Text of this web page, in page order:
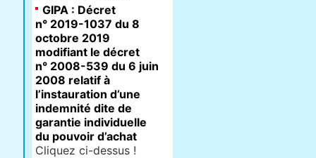
GIPA : Décret
n° 2019-1037 du 8
octobre 2019
modifiant le décret
n° 2008-539 du 6 juin
2008 relatif à
l’instauration d’une
indemnité dite de
garantie individuelle
du pouvoir d’achat
Cliquez ci-dessus !